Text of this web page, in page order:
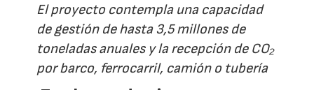
El proyecto contempla una capacidad
de gestión de hasta 3,5 millones de
toneladas anuales y la recepción de CO₂
por barco, ferrocarril, camión o tubería